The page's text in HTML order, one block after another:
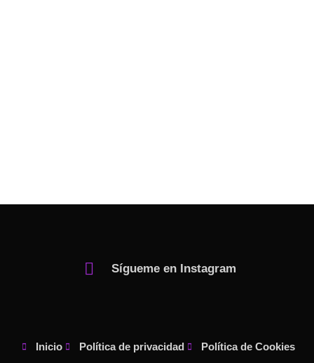
Sígueme en Instagram
Inicio Política de privacidad Política de Cookies